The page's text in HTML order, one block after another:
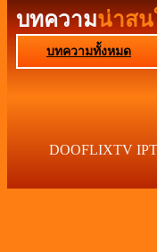
บทความน่าสน
บทความทั้งหมด
DOOFLIXTV